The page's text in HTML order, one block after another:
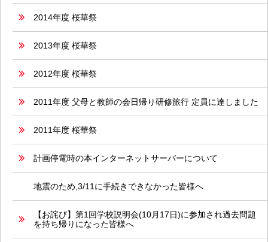
2014年度 桜華祭
2013年度 桜華祭
2012年度 桜華祭
2011年度 父母と教師の会日帰り研修旅行 定員に達しました
2011年度 桜華祭
計画停電時の本インターネットサーバーについて
地震のため,3/11に手続きできなかった皆様へ
【お詫び】第1回学校説明会(10月17日)に参加され過去問題
を持ち帰りになった皆様へ